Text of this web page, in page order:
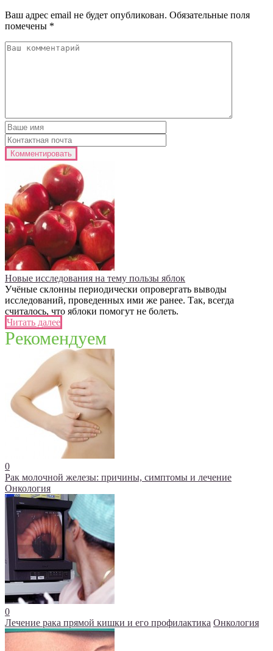
Ваш адрес email не будет опубликован. Обязательные поля
помечены *
Новые исследования на тему пользы яблок
Учёные склонны периодически опровергать выводы
исследований, проведенных ими же ранее. Так, всегда
считалось, что яблоки помогут не болеть.
Читать далее
Рекомендуем
0
Рак молочной железы: причины, симптомы и лечение
Онкология
0
Лечение рака прямой кишки и его профилактика Онкология